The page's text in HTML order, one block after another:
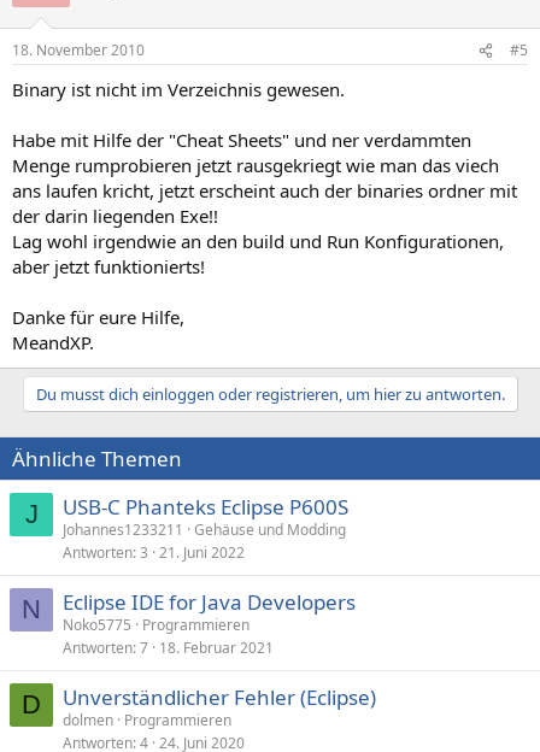
18. November 2010 #5
Binary ist nicht im Verzeichnis gewesen.
Habe mit Hilfe der "Cheat Sheets" und ner verdammten
Menge rumprobieren jetzt rausgekriegt wie man das viech
ans laufen kricht, jetzt erscheint auch der binaries ordner mit
der darin liegenden Exe!!
Lag wohl irgendwie an den build und Run Konfigurationen,
aber jetzt funktionierts!
Danke für eure Hilfe,
MeandXP.
Du musst dich einloggen oder registrieren, um hier zu antworten.
Ähnliche Themen
J USB-C Phanteks Eclipse P600S
Johannes1233211
Gehäuse und Modding
Antworten 3 21. Juni 2022
N Eclipse IDE for Java Developers
Noko5775
Programmieren
Antworten 7 18. Februar 2021
D Unverständlicher Fehler (Eclipse)
dolmen Programmieren
Antworten 4 24. Juni 2020